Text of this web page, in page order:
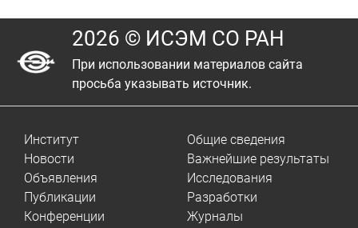
2026 © ИСЭМ СО РАН
При использовании материалов сайта
просьба указывать источник.
Институт
Новости
Объявления
Публикации
Конференции
Общие сведения
Важнейшие результаты
Исследования
Разработки
Журналы